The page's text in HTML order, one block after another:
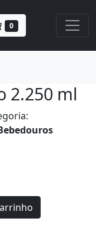
0
2.250 ml